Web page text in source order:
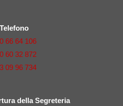
Telefono
66 64 106
60 32 872
09 96 734
della Segreteria